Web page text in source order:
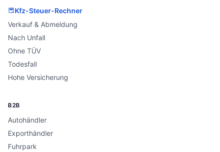
Kfz-Steuer-Rechner
Verkauf & Abmeldung
Nach Unfall
Ohne TÜV
Todesfall
Hohe Versicherung
B2B
Autohändler
Exporthändler
Fuhrpark